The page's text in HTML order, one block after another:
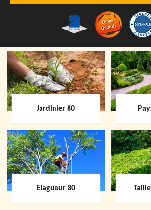
Jardinier 80
Elagueur 80